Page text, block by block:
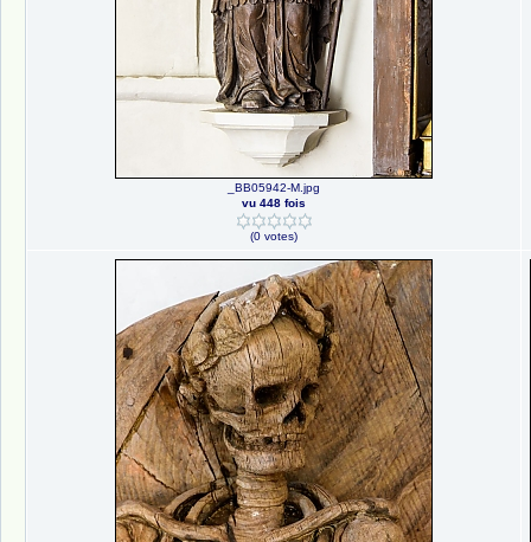
_BB05942-M.jpg
vu 448 fois
(0 votes)